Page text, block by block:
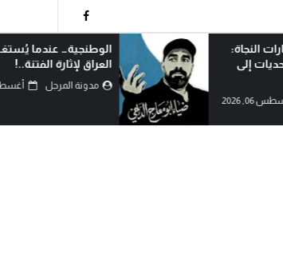
الوطنجية… عندما يُستغل علم
العراق لإثارة الفتنة..!
مدونة المرجل أغسطس 06, 2026